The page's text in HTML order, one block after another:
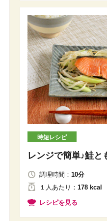
時短レシピ
レンジで簡単♪鮭と
調理時間： 10分
１人あたり ： 178 kcal
レシピを見る